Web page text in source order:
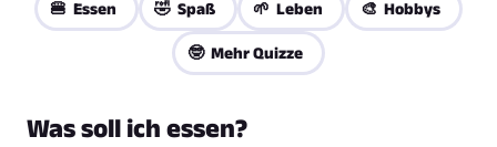
🍔 Essen 🤣 Spaß 🌱 Leben 🎨 Hobbys
🤓 Mehr Quizze
Was soll ich essen?